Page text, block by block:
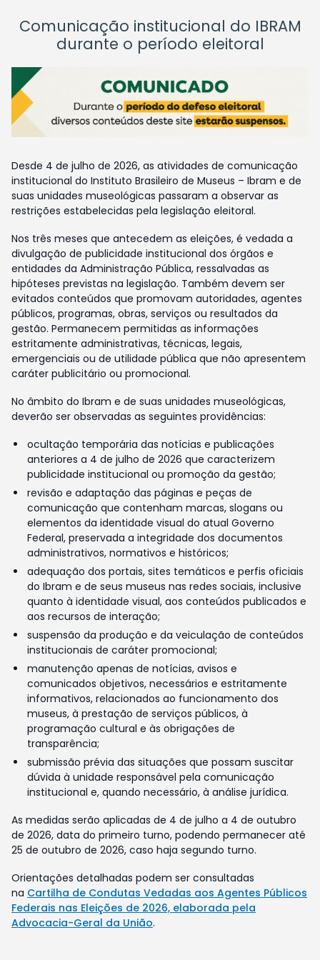
Comunicação institucional do IBRAM
durante o período eleitoral
Desde 4 de julho de 2026, as atividades de comunicação
institucional do Instituto Brasileiro de Museus – Ibram e de
suas unidades museológicas passaram a observar as
restrições estabelecidas pela legislação eleitoral.
Nos três meses que antecedem as eleições, é vedada a
divulgação de publicidade institucional dos órgãos e
entidades da Administração Pública, ressalvadas as
hipóteses previstas na legislação. Também devem ser
evitados conteúdos que promovam autoridades, agentes
públicos, programas, obras, serviços ou resultados da
gestão. Permanecem permitidas as informações
estritamente administrativas, técnicas, legais,
emergenciais ou de utilidade pública que não apresentem
caráter publicitário ou promocional.
No âmbito do Ibram e de suas unidades museológicas,
deverão ser observadas as seguintes providências:
ocultação temporária das notícias e publicações
anteriores a 4 de julho de 2026 que caracterizem
publicidade institucional ou promoção da gestão;
revisão e adaptação das páginas e peças de
comunicação que contenham marcas, slogans ou
elementos da identidade visual do atual Governo
Federal, preservada a integridade dos documentos
administrativos, normativos e históricos;
adequação dos portais, sites temáticos e perfis oficiais
do Ibram e de seus museus nas redes sociais, inclusive
quanto à identidade visual, aos conteúdos publicados e
aos recursos de interação;
suspensão da produção e da veiculação de conteúdos
institucionais de caráter promocional;
manutenção apenas de notícias, avisos e
comunicados objetivos, necessários e estritamente
informativos, relacionados ao funcionamento dos
museus, à prestação de serviços públicos, à
programação cultural e às obrigações de
transparência;
submissão prévia das situações que possam suscitar
dúvida à unidade responsável pela comunicação
institucional e, quando necessário, à análise jurídica.
As medidas serão aplicadas de 4 de julho a 4 de outubro
de 2026, data do primeiro turno, podendo permanecer até
25 de outubro de 2026, caso haja segundo turno.
Orientações detalhadas podem ser consultadas
na Cartilha de Condutas Vedadas aos Agentes Públicos
Federais nas Eleições de 2026, elaborada pela
Advocacia-Geral da União.